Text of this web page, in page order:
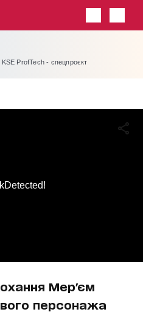
ProfTech - спецпроєкт
Мер'єм
персонажа